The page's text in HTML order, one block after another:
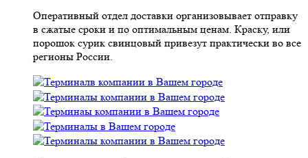
Оперативный отдел доставки организовывает отправку
в сжатые сроки и по оптимальным ценам. Краску, или
порошок сурик свинцовый привезут практически во все
регионы России.